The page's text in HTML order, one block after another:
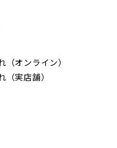
オンライン）
実店舗）